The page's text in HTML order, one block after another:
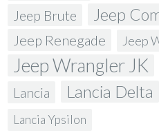
Jeep Brute Jeep
Jeep Renegade Jeep
Jeep Wrangler JK
Lancia Lancia Delta
Lancia Ypsilon